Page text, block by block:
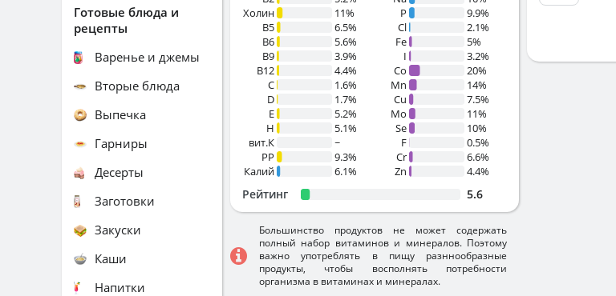
Холин
11%
B5
6.5%
B6
5.6%
B9
3.9%
B12
4.4%
C
1.6%
D
1.7%
E
5.2%
H
5.1%
вит.К
~
PP
9.3%
Калий
6.1%
P
9.9%
Cl
2.1%
Fe
5%
I
3.2%
Co
20%
Mn
14%
Cu
7.5%
Mo
11%
Se
10%
F
0.5%
Cr
6.6%
Zn
4.4%
Рейтинг 5.6
Большинство продуктов не может содержать
полный набор витаминов и минералов. Поэтому
важно употреблять в пищу разннообразные
продукты, чтобы восполнять потребности
организма в витаминах и минералах.
Готовые блюда и
рецепты
Варенье и джемы
Вторые блюда
Выпечка
Гарниры
Десерты
Заготовки
Закуски
Каши
Напитки